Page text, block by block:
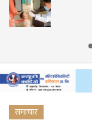
समाचार